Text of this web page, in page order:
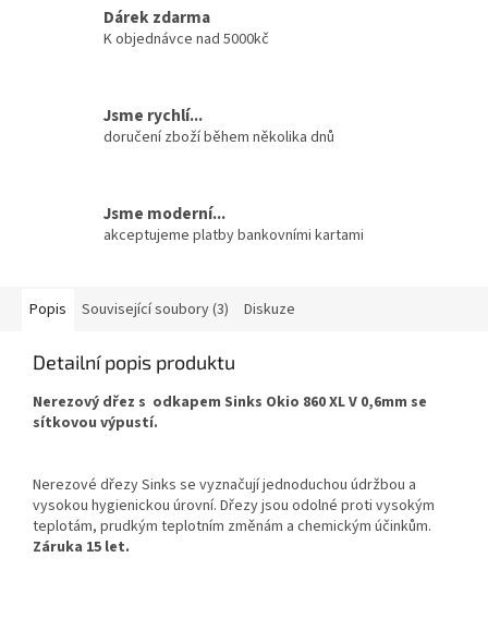
Dárek zdarma
K objednávce nad 5000kč
Jsme rychlí...
doručení zboží během několika dnů
Jsme moderní...
akceptujeme platby bankovními kartami
Popis Související soubory (3) Diskuze
Detailní popis produktu
Nerezový dřez s odkapem Sinks Okio 860 XL V 0,6mm se
sítkovou výpustí.
Nerezové dřezy Sinks se vyznačují jednoduchou údržbou a
vysokou hygienickou úrovní. Dřezy jsou odolné proti vysokým
teplotám, prudkým teplotním změnám a chemickým účinkům.
Záruka 15 let.